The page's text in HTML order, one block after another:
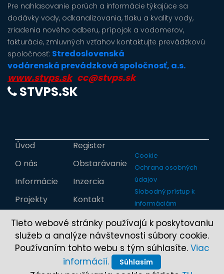
Pre nahlasovanie porúch a informácie týkajúce sa
dodávky vody, odkanalizovania, tlaku a kvality vody,
zriadenia nového odberu, prípojok a vodomerov,
fakturácie, zmluvných vzťahov kontaktujte prevádzkovú
spoločnosť: Stredoslovenská
vodárenská prevádzková spoločnosť, a.s.
www.stvps.sk cc@stvps.sk
STVPS.SK
Úvod
O nás
Informácie
Projekty
Register
Obstarávanie
Inzercia
Kontakt
Cookie
Ochrana osobných
údajov
Slobodný prístup k
informáciám
Tieto webové stránky používajú k poskytovaniu
služeb a analýze návštevnosti súbory cookie.
Používaním tohto webu s tým súhlasíte. Viac
informácií.
Súhlasím